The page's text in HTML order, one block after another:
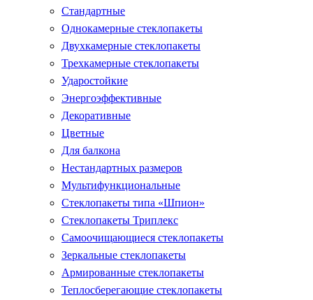
Стандартные
Однокамерные стеклопакеты
Двухкамерные стеклопакеты
Трехкамерные стеклопакеты
Ударостойкие
Энергоэффективные
Декоративные
Цветные
Для балкона
Нестандартных размеров
Мультифункциональные
Стеклопакеты типа «Шпион»
Стеклопакеты Триплекс
Самоочищающиеся стеклопакеты
Зеркальные стеклопакеты
Армированные стеклопакеты
Теплосберегающие стеклопакеты